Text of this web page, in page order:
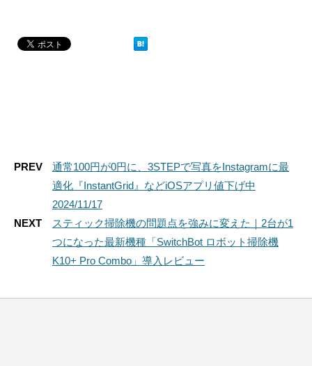
PREV
通常100円が0円に、3STEPで写真をInstagramに最
適化『InstantGrid』などiOSアプリ値下げ中
2024/11/17
NEXT
スティック掃除機の問題点を強みに変えた｜2台が1
つになった最新機種「SwitchBot ロボット掃除機
K10+ Pro Combo」導入レビュー